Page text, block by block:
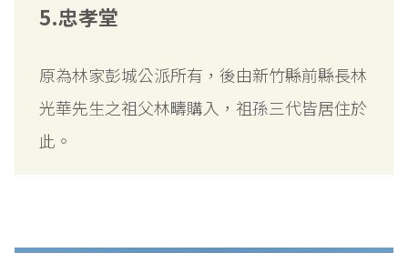
5.忠孝堂
原為林家彭城公派所有，後由新竹縣前縣長林
光華先生之祖父林疇購入，祖孫三代皆居住於
此。